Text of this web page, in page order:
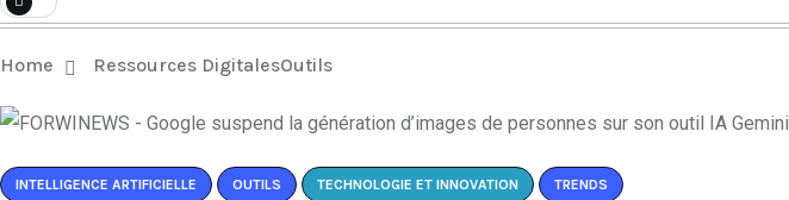
Home Ressources DigitalesOutils
INTELLIGENCE ARTIFICIELLE OUTILS TECHNOLOGIE ET INNOVATION TRENDS